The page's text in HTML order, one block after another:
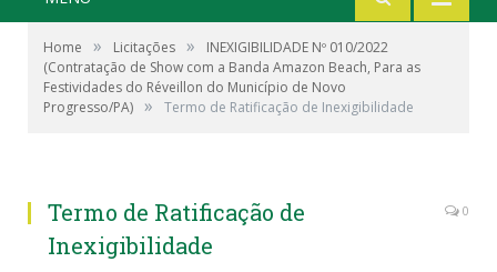
Home » Licitações »
INEXIGIBILIDADE Nº 010/2022
(Contratação de Show com a Banda Amazon Beach, Para as
Festividades do Réveillon do Município de Novo
Progresso/PA) » Termo de Ratificação de Inexigibilidade
Termo de Ratificação de
Inexigibilidade
0